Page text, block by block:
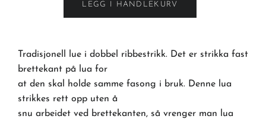
LEGG I HANDLEKURV
Tradisjonell lue i dobbel ribbestrikk. Det er strikka fast
brettekant på lua for
at den skal holde samme fasong i bruk. Denne lua
strikkes rett opp uten å
snu arbeidet ved brettekanten, så vrenger man lua